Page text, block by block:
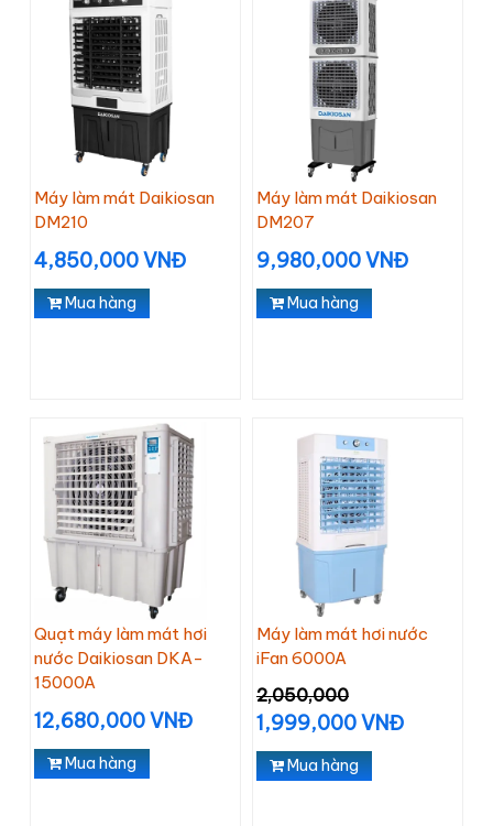
Máy làm mát Daikiosan
DM210
4,850,000 VNĐ
Mua hàng
Máy làm mát Daikiosan
DM207
9,980,000 VNĐ
Mua hàng
Quạt máy làm mát hơi
nước Daikiosan DKA-
15000A
12,680,000 VNĐ
Mua hàng
Máy làm mát hơi nước
iFan 6000A
2,050,000
1,999,000 VNĐ
Mua hàng